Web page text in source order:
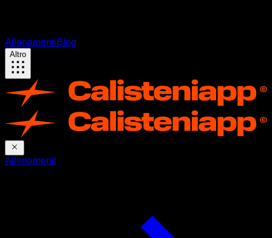
AllenamentiBlog
Altro
Allenamenti